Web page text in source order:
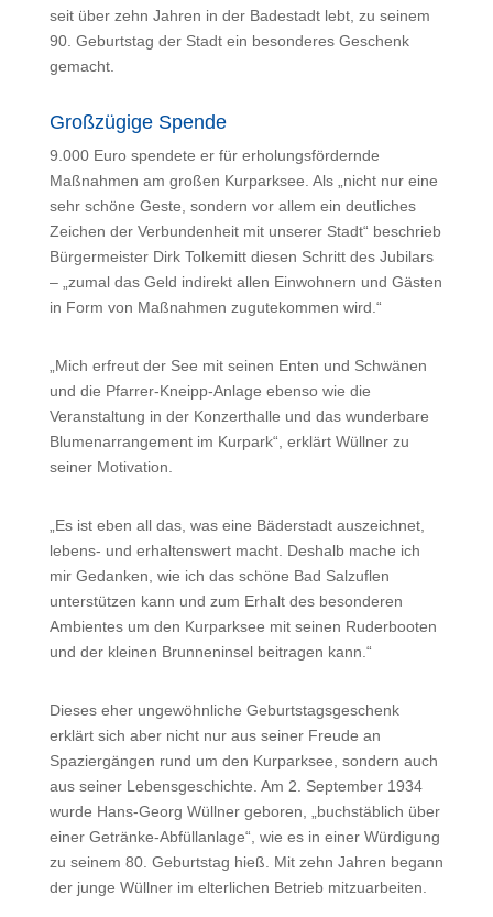
seit über zehn Jahren in der Badestadt lebt, zu seinem
90. Geburtstag der Stadt ein besonderes Geschenk
gemacht.
Großzügige Spende
9.000 Euro spendete er für erholungsfördernde
Maßnahmen am großen Kurparksee. Als „nicht nur eine
sehr schöne Geste, sondern vor allem ein deutliches
Zeichen der Verbundenheit mit unserer Stadt“ beschrieb
Bürgermeister Dirk Tolkemitt diesen Schritt des Jubilars
– „zumal das Geld indirekt allen Einwohnern und Gästen
in Form von Maßnahmen zugutekommen wird.“
„Mich erfreut der See mit seinen Enten und Schwänen
und die Pfarrer-Kneipp-Anlage ebenso wie die
Veranstaltung in der Konzerthalle und das wunderbare
Blumenarrangement im Kurpark“, erklärt Wüllner zu
seiner Motivation.
„Es ist eben all das, was eine Bäderstadt auszeichnet,
lebens- und erhaltenswert macht. Deshalb mache ich
mir Gedanken, wie ich das schöne Bad Salzuflen
unterstützen kann und zum Erhalt des besonderen
Ambientes um den Kurparksee mit seinen Ruderbooten
und der kleinen Brunneninsel beitragen kann.“
Dieses eher ungewöhnliche Geburtstagsgeschenk
erklärt sich aber nicht nur aus seiner Freude an
Spaziergängen rund um den Kurparksee, sondern auch
aus seiner Lebensgeschichte. Am 2. September 1934
wurde Hans-Georg Wüllner geboren, „buchstäblich über
einer Getränke-Abfüllanlage“, wie es in einer Würdigung
zu seinem 80. Geburtstag hieß. Mit zehn Jahren begann
der junge Wüllner im elterlichen Betrieb mitzuarbeiten.